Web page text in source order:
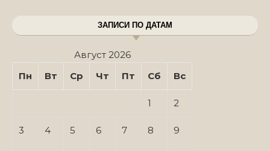
ЗАПИСИ ПО ДАТАМ
Август 2026
Пн
Вт Ср Чт Пт Сб Вс
1 2
3 4 5 6 7 8 9